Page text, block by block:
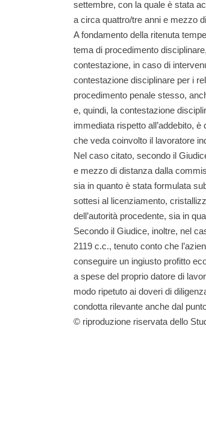
settembre, con la quale è stata
a circa quattro/tre anni e mezzo
A fondamento della ritenuta
tema di procedimento
contestazione, in caso di
contestazione disciplinare per i
procedimento penale stesso,
e, quindi, la contestazione
immediata rispetto all’addebito,
che veda coinvolto il lavoratore
Nel caso citato, secondo il
e mezzo di distanza dalla
sia in quanto è stata formulata
sottesi al licenziamento,
dell’autorità procedente, sia in
Secondo il Giudice, inoltre, nel
2119 c.c., tenuto conto che
conseguire un ingiusto profitto
a spese del proprio datore di
modo ripetuto ai doveri di
condotta rilevante anche dal
© riproduzione riservata dello